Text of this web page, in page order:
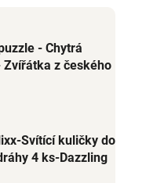
- Chytrá
Zvířátka z českého
Svítící kuličky do
4 ks-Dazzling